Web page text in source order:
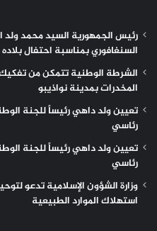
رئيس الجمهورية السيد محمد ولد
السنغافوري بمناسبة احتفال
الشرطة الوطنية تتمكن من
المخدرات بمدينة نواذيبو
تعيين ولد داهي رئيساً للجنة
رئاسي
تعيين ولد داهي رئيساً للجنة
رئاسي
وزارة الشؤون الإسلامية تدعو
استهلاك الموارد الطبيعية